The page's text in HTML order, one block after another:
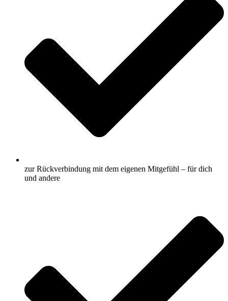
zur Rückverbindung mit dem eigenen Mitgefühl – für dich
und andere